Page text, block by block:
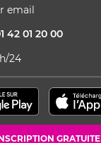
GRATUITE
email
42 01 20 00
24